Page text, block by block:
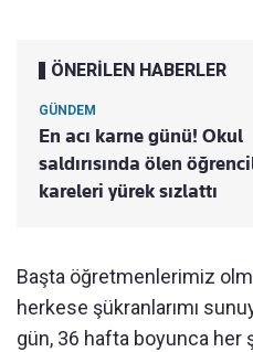
ÖNERİLEN HABERLER
GÜNDEM
En acı karne günü! Okul
saldırısında ölen
kareleri yürek sızlattı
Başta öğretmenlerimiz
herkese şükranlarımı
gün, 36 hafta boyunca her